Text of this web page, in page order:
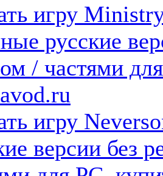
игру
русские
/ частями
игру
версии без